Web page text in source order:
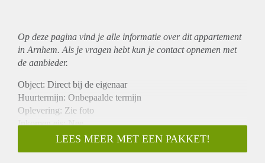
Op deze pagina vind je alle informatie over ditappartement
in Arnhem. Als je vragen hebt kun je contact opnemen met
de aanbieder.
Object: Direct bij de eigenaar
Huurtermijn: Onbepaalde termijn
Oplevering: Zie foto
Inkomen eis: Nee
Garantiestelling mogelijk: Nee
Borg: 1 Maand
LEES MEER MET EEN PAKKET!